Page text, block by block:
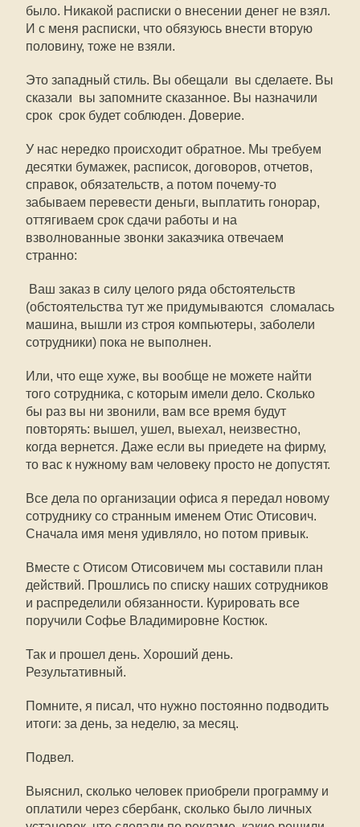
было. Никакой расписки о внесении денег не взял.
И с меня расписки, что обязуюсь внести вторую
половину, тоже не взяли.
Это западный стиль. Вы обещали  вы сделаете. Вы
сказали  вы запомните сказанное. Вы назначили
срок  срок будет соблюден. Доверие.
У нас нередко происходит обратное. Мы требуем
десятки бумажек, расписок, договоров, отчетов,
справок, обязательств, а потом почему-то
забываем перевести деньги, выплатить гонорар,
оттягиваем срок сдачи работы и на
взволнованные звонки заказчика отвечаем
странно:
 Ваш заказ в силу целого ряда обстоятельств
(обстоятельства тут же придумываются  сломалась
машина, вышли из строя компьютеры, заболели
сотрудники) пока не выполнен.
Или, что еще хуже, вы вообще не можете найти
того сотрудника, с которым имели дело. Сколько
бы раз вы ни звонили, вам все время будут
повторять: вышел, ушел, выехал, неизвестно,
когда вернется. Даже если вы приедете на фирму,
то вас к нужному вам человеку просто не допустят.
Все дела по организации офиса я передал новому
сотруднику со странным именем Отис Отисович.
Сначала имя меня удивляло, но потом привык.
Вместе с Отисом Отисовичем мы составили план
действий. Прошлись по списку наших сотрудников
и распределили обязанности. Курировать все
поручили Софье Владимировне Костюк.
Так и прошел день. Хороший день.
Результативный.
Помните, я писал, что нужно постоянно подводить
итоги: за день, за неделю, за месяц.
Подвел.
Выяснил, сколько человек приобрели программу и
оплатили через сбербанк, сколько было личных